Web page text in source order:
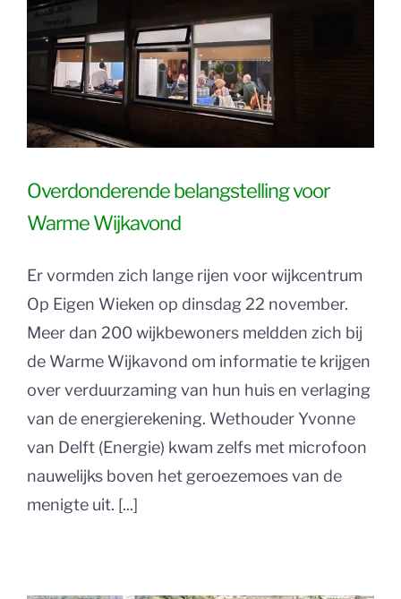
Overdonderende belangstelling voor
Warme Wijkavond
Er vormden zich lange rijen voor wijkcentrum
Op Eigen Wieken op dinsdag 22 november.
Meer dan 200 wijkbewoners meldden zich bij
de Warme Wijkavond om informatie te krijgen
over verduurzaming van hun huis en verlaging
van de energierekening. Wethouder Yvonne
van Delft (Energie) kwam zelfs met microfoon
nauwelijks boven het geroezemoes van de
menigte uit. [...]